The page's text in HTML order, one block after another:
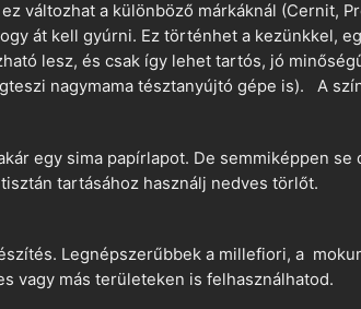
változhat a különböző márkáknál (Cernit,
át kell gyúrni. Ez történhet a kezünkkel,
lesz, és csak így lehet tartós, jó
nagymama tésztanyújtó gépe is). A
egy sima papírlapot. De semmiképpen
tartásához használj nedves törlőt.
Legnépszerűbbek a millefiori, a
vagy más területeken is felhasználhatod.